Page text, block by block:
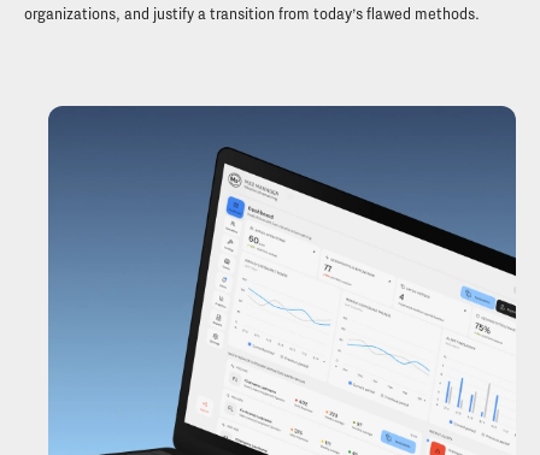
organizations, and justify a transition from today’s flawed methods.